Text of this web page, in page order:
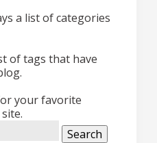
a list of categories
of tags that have
your favorite
Search